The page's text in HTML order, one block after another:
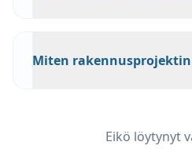
Miten
Eikö löytynyt